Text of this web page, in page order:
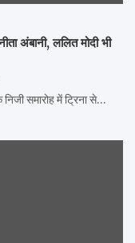
अंबानी, ललित मोदी भी
समारोह में ट्रिना से…